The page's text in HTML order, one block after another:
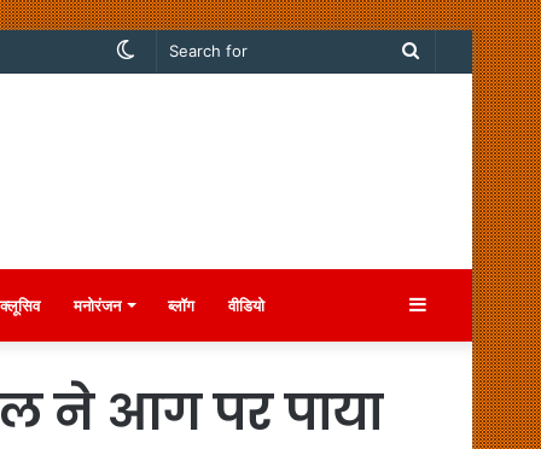
Search
Switch
मनोरंजन ब्लॉग वीडियो Sidebar
ने आग पर पाया